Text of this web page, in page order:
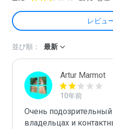
レビュ
並び順： 最新
Artur Marmot
10年前
Очень
владельцах и